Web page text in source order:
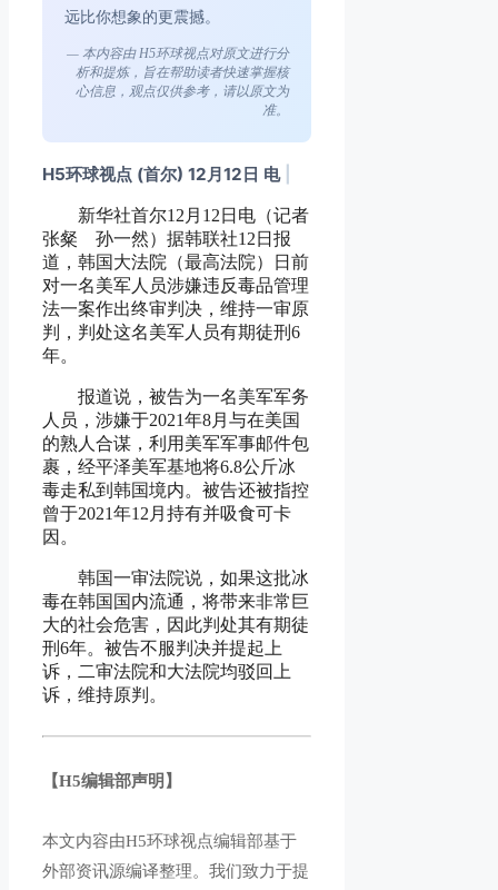
远比你想象的更震撼。
— 本内容由 H5环球视点对原文进行分
析和提炼，旨在帮助读者快速掌握核
心信息，观点仅供参考，请以原文为
准。
H5环球视点 (首尔) 12月12日 电
新华社首尔12月12日电（记者
张粲 孙一然）据韩联社12日报
道，韩国大法院（最高法院）日前
对一名美军人员涉嫌违反毒品管理
法一案作出终审判决，维持一审原
判，判处这名美军人员有期徒刑6
年。
报道说，被告为一名美军军务
人员，涉嫌于2021年8月与在美国
的熟人合谋，利用美军军事邮件包
裹，经平泽美军基地将6.8公斤冰
毒走私到韩国境内。被告还被指控
曾于2021年12月持有并吸食可卡
因。
韩国一审法院说，如果这批冰
毒在韩国国内流通，将带来非常巨
大的社会危害，因此判处其有期徒
刑6年。被告不服判决并提起上
诉，二审法院和大法院均驳回上
诉，维持原判。
【H5编辑部声明】
本文内容由H5环球视点编辑部基于
外部资讯源编译整理。我们致力于提